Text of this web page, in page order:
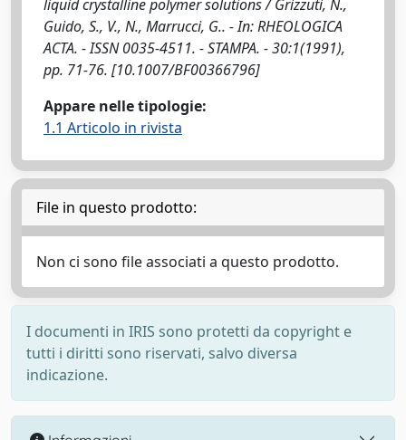
liquid crystalline polymer solutions / Grizzuti, N.,
Guido, S., V., N., Marrucci, G.. - In: RHEOLOGICA
ACTA. - ISSN 0035-4511. - STAMPA. - 30:1(1991),
pp. 71-76. [10.1007/BF00366796]
Appare nelle tipologie:
1.1 Articolo in rivista
File in questo prodotto:
Non ci sono file associati a questo prodotto.
I documenti in IRIS sono protetti da copyright e
tutti i diritti sono riservati, salvo diversa
indicazione.